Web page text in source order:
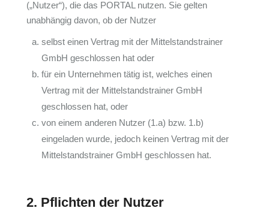
(„Nutzer“), die das PORTAL nutzen. Sie gelten
unabhängig davon, ob der Nutzer
selbst einen Vertrag mit der Mittelstandstrainer
GmbH geschlossen hat oder
für ein Unternehmen tätig ist, welches einen
Vertrag mit der Mittelstandstrainer GmbH
geschlossen hat, oder
von einem anderen Nutzer (1.a) bzw. 1.b)
eingeladen wurde, jedoch keinen Vertrag mit der
Mittelstandstrainer GmbH geschlossen hat.
2. Pflichten der Nutzer